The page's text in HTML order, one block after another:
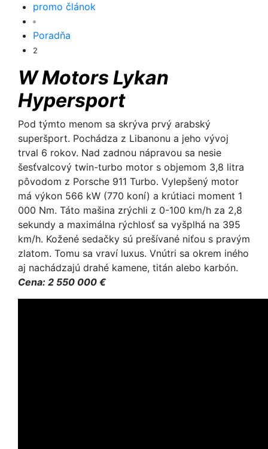
promo článok
Poradňa
2
W Motors Lykan
Hypersport
Pod týmto menom sa skrýva prvý arabský
superšport. Pochádza z Libanonu a jeho vývoj
trval 6 rokov. Nad zadnou nápravou sa nesie
šesťvalcový twin-turbo motor s objemom 3,8 litra
pôvodom z Porsche 911 Turbo. Vylepšený motor
má výkon 566 kW (770 koní) a krútiaci moment 1
000 Nm. Táto mašina zrýchli z 0-100 km/h za 2,8
sekundy a maximálna rýchlosť sa vyšplhá na 395
km/h. Kožené sedačky sú prešívané niťou s pravým
zlatom. Tomu sa vraví luxus. Vnútri sa okrem iného
aj nachádzajú drahé kamene, titán alebo karbón.
Cena: 2 550 000 €